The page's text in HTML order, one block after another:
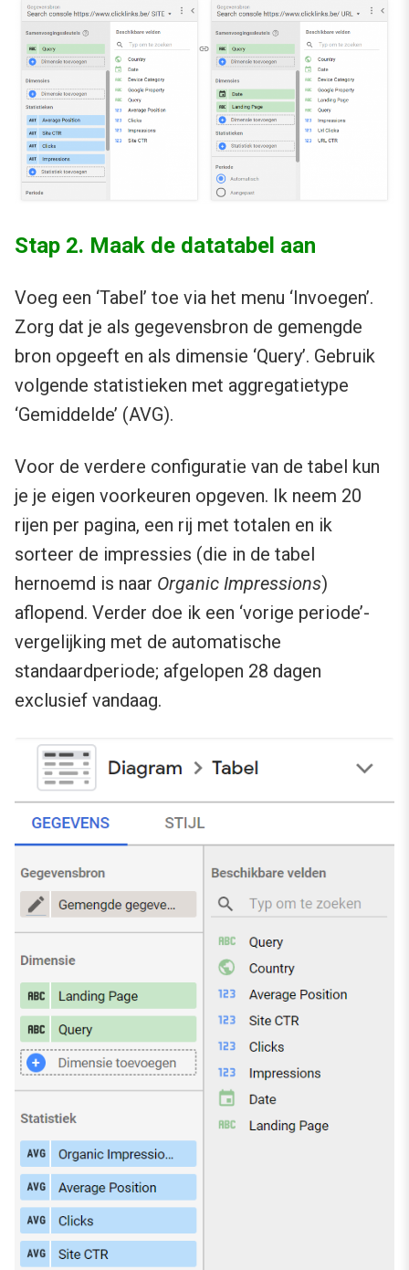
Stap 2. Maak de datatabel aan
Voeg een ‘Tabel’ toe via het menu ‘Invoegen’.
Zorg dat je als gegevensbron de gemengde
bron opgeeft en als dimensie ‘Query’. Gebruik
volgende statistieken met aggregatietype
‘Gemiddelde’ (AVG).
Voor de verdere configuratie van de tabel kun
je je eigen voorkeuren opgeven. Ik neem 20
rijen per pagina, een rij met totalen en ik
sorteer de impressies (die in de tabel
hernoemd is naar Organic Impressions)
aflopend. Verder doe ik een ‘vorige periode’-
vergelijking met de automatische
standaardperiode; afgelopen 28 dagen
exclusief vandaag.